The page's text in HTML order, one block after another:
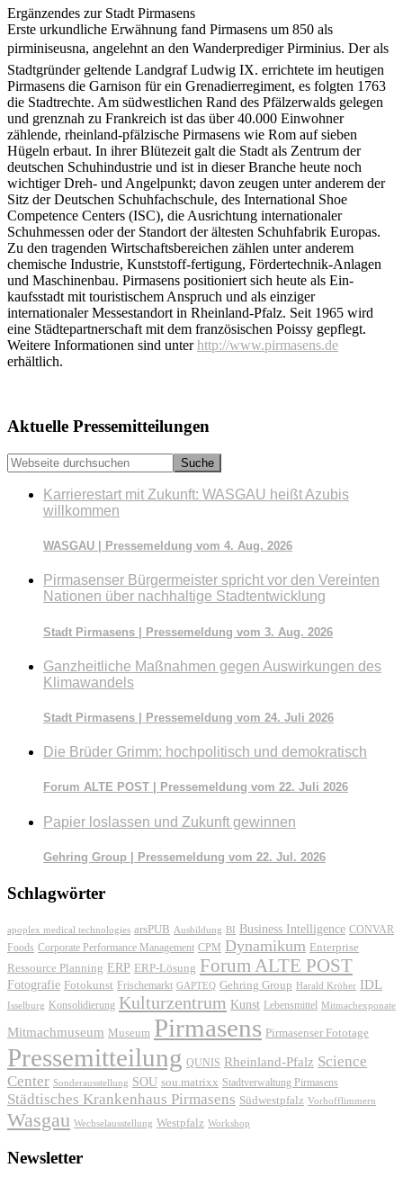
Ergänzendes zur Stadt Pirmasens
Erste urkundliche Erwähnung fand Pirmasens um 850 als
pirminiseusna, angelehnt an den Wanderprediger Pirminius. Der als
Stadtgründer geltende Landgraf Ludwig IX. errichtete im heutigen
Pirmasens die Garnison für ein Grenadierregiment, es folgten 1763
die Stadtrechte. Am südwestlichen Rand des Pfälzerwalds gelegen
und grenznah zu Frankreich ist das über 40.000 Einwohner
zählende, rheinland-pfälzische Pirmasens wie Rom auf sieben
Hügeln erbaut. In ihrer Blütezeit galt die Stadt als Zentrum der
deutschen Schuhindustrie und ist in dieser Branche heute noch
wichtiger Dreh- und Angelpunkt; davon zeugen unter anderem der
Sitz der Deutschen Schuhfachschule, des International Shoe
Competence Centers (ISC), die Ausrichtung internationaler
Schuhmessen oder der Standort der ältesten Schuhfabrik Europas.
Zu den tragenden Wirtschaftsbereichen zählen unter anderem
chemische Industrie, Kunststoff-fertigung, Fördertechnik-Anlagen
und Maschinenbau. Pirmasens positioniert sich heute als Ein-
kaufsstadt mit touristischem Anspruch und als einziger
internationaler Messestandort in Rheinland-Pfalz. Seit 1965 wird
eine Städtepartnerschaft mit dem französischen Poissy gepflegt.
Weitere Informationen sind unterhttp://www.pirmasens.de
erhältlich.
Seitenspalte
Aktuelle Pressemitteilungen
Webseite
durchsuchen
Karrierestart mit Zukunft: WASGAU heißt Azubis
willkommen
WASGAU | Pressemeldung vom 4. Aug. 2026
Pirmasenser Bürgermeister spricht vor den Vereinten
Nationen über nachhaltige Stadtentwicklung
Stadt Pirmasens | Pressemeldung vom 3. Aug. 2026
Ganzheitliche Maßnahmen gegen Auswirkungen des
Klimawandels
Stadt Pirmasens | Pressemeldung vom 24. Juli 2026
Die Brüder Grimm: hochpolitisch und demokratisch
Forum ALTE POST | Pressemeldung vom 22. Juli 2026
Papier loslassen und Zukunft gewinnen
Gehring Group | Pressemeldung vom 22. Jul. 2026
Schlagwörter
apoplex medical technologies arsPUB Ausbildung BI Business Intelligence CONVAR
Foods Corporate Performance Management CPM Dynamikum Enterprise
Ressource Planning ERP ERP-Lösung Forum ALTE POST
Fotografie Fotokunst Frischemarkt GAPTEQ Gehring Group Harald Kröher IDL
Isselburg Konsolidierung Kulturzentrum Kunst Lebensmittel Mitmachexponate
Mitmachmuseum Museum Pirmasens Pirmasenser Fototage
Pressemitteilung QUNIS Rheinland-Pfalz Science
Center Sonderausstellung SOU sou.matrixx Stadtverwaltung Pirmasens
Städtisches Krankenhaus Pirmasens Südwestpfalz Vorhofflimmern
Wasgau Wechselausstellung Westpfalz Workshop
Newsletter